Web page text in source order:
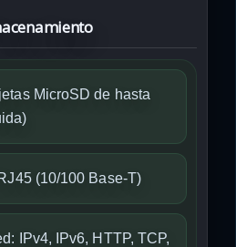
MicroSD de hasta
(10/100 Base-T)
IPv4, IPv6, HTTP, TCP,